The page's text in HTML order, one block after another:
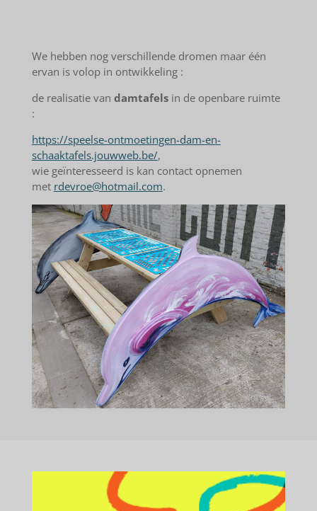
We hebben nog verschillende dromen maar één
ervan is volop in ontwikkeling :
de realisatie van damtafelsin de openbare ruimte
:
https://speelse-ontmoetingen-dam-en-
schaaktafels.jouwweb.be/,
wie geïnteresseerd is kan contact opnemen
met rdevroe@hotmail.com.